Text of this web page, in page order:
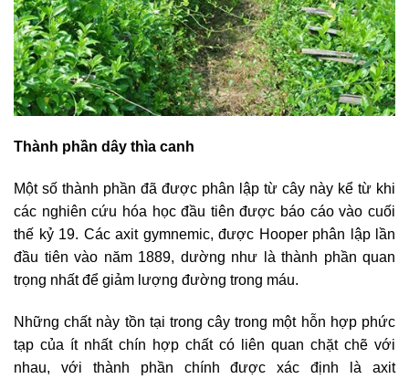
Thành phần dây thìa canh
Một số thành phần đã được phân lập từ cây này kể từ khi
các nghiên cứu hóa học đầu tiên được báo cáo vào cuối
thế kỷ 19. Các axit gymnemic, được Hooper phân lập lần
đầu tiên vào năm 1889, dường như là thành phần quan
trọng nhất để giảm lượng đường trong máu.
Những chất này tồn tại trong cây trong một hỗn hợp phức
tạp của ít nhất chín hợp chất có liên quan chặt chẽ với
nhau, với thành phần chính được xác định là axit